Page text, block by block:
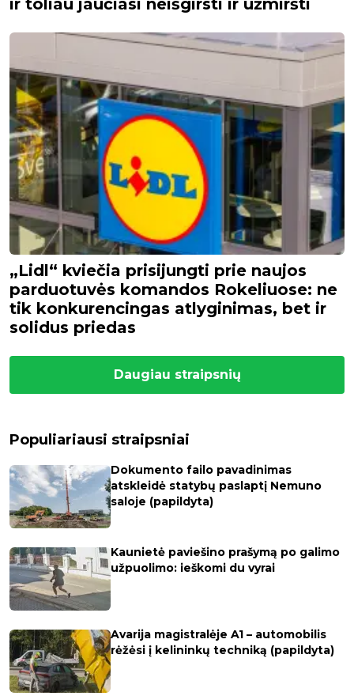
ir toliau jaučiasi neišgirsti ir užmiršti
„Lidl“ kviečia prisijungti prie naujos
parduotuvės komandos Rokeliuose: ne
tik konkurencingas atlyginimas, bet ir
solidus priedas
Daugiau straipsnių
Populiariausi straipsniai
Dokumento failo pavadinimas
atskleidė statybų paslaptį Nemuno
saloje (papildyta)
Kaunietė paviešino prašymą po galimo
užpuolimo: ieškomi du vyrai
Avarija magistralėje A1 – automobilis
rėžėsi į kelininkų techniką (papildyta)